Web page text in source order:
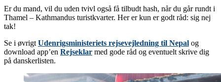
Er du mand, vil du uden tvivl også få tilbudt hash, når du går rundt i
Thamel – Kathmandus turistkvarter. Her er kun er godt råd: sig nej
tak!
Se i øvrigt Udenrigsministeriets rejsevejledning til Nepal og
download app’en Rejseklar med gode råd og eventuelt skrive dig
på danskerlisten.